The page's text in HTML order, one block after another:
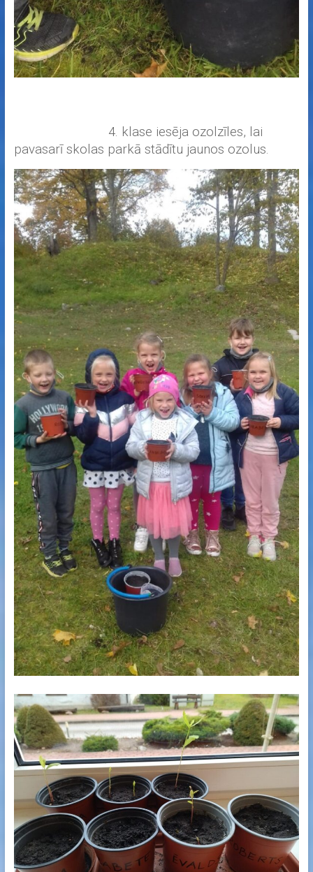
4. klase iesēja ozolzīles, lai
pavasarī skolas parkā stādītu jaunos ozolus.